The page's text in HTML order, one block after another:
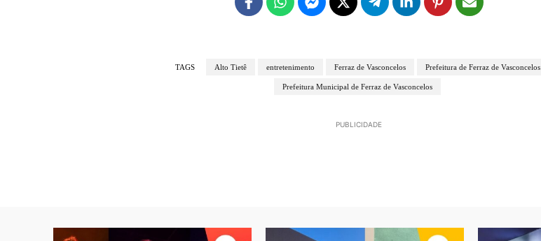
TAGS Alto Tietê entretenimento Ferraz de Vasconcelos Prefeitura de Ferraz de Vasconcelos
Prefeitura Municipal de Ferraz de Vasconcelos
PUBLICIDADE